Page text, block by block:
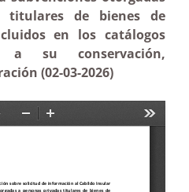
titulares de bienes de
en los catálogos
a su conservación,
(02-03-2026)